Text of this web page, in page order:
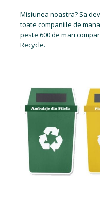
Misiunea noastra? Sa
toate companiile de
peste 600 de mari
Recycle.